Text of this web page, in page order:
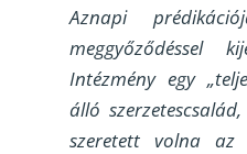
Aznapi
meggyőződéssel
Intézmény egy
álló
szeretett volna